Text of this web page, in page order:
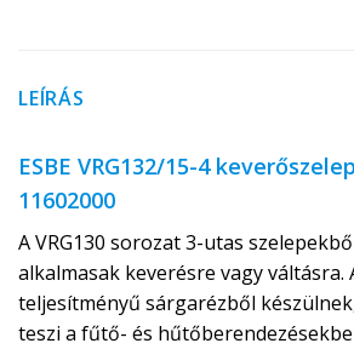
LEÍRÁS
ESBE VRG132/15-4
11602000
A VRG130 sorozat 3-utas
alkalmasak keverésre vagy váltásra.
teljesítményű sárgarézből
teszi a fűtő- és